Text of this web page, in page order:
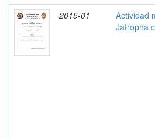
2015-01
Actividad
Jatropha